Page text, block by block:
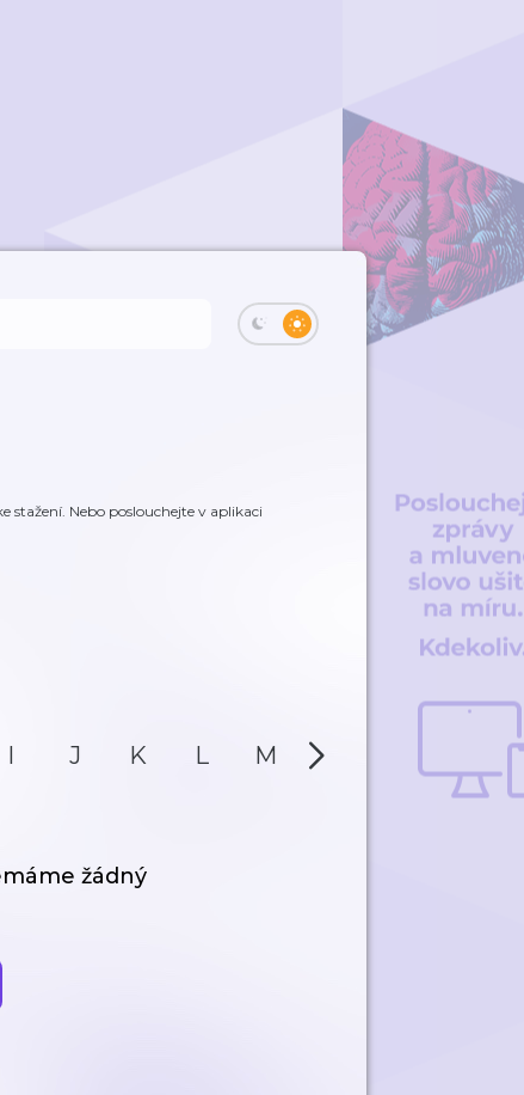
stažení. Nebo poslouchejte v aplikaci
I J K L M N
žádný